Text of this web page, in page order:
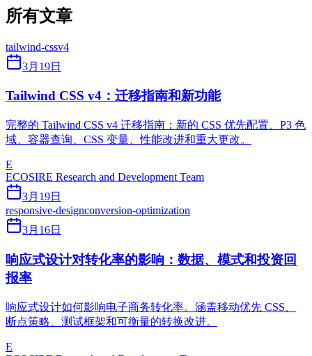
所有文章
tailwind-cssv4
3月19日
Tailwind CSS v4：迁移指南和新功能
完整的 Tailwind CSS v4 迁移指南：新的 CSS 优先配置、P3 色
域、容器查询、CSS 变量、性能改进和重大更改。
E
ECOSIRE Research and Development Team
3月19日
responsive-designconversion-optimization
3月16日
响应式设计对转化率的影响：数据、模式和投资回
报率
响应式设计如何影响电子商务转化率。涵盖移动优先 CSS、
断点策略、测试框架和可衡量的转换改进。
E